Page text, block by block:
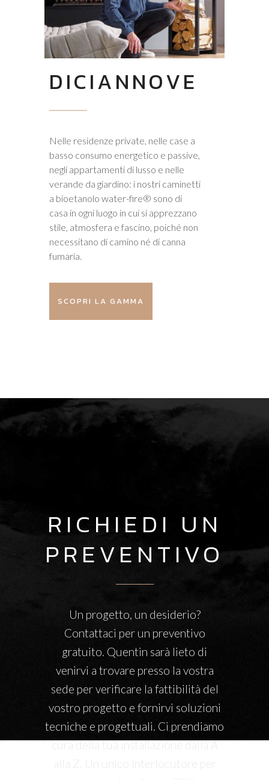
DICIANNOVE
Nelle residenze private, nelle case a
basso consumo energetico e passive,
negli appartamenti di lusso e nelle
verande da giardino: i nostri caminetti
a bioetanolo water-fire® sono di
casa in ogni luogo in cui si apprezzano
stile, atmosfera e fascino, poiché non
necessitano di camino né di canna
fumaria.
SCOPRI LA GAMMA
RICHIEDI UN
PREVENTIVO
Un progetto, un desiderio?
Contattaci per un preventivo
gratuito. Quentin sarà lieto di
venirvi a trovare presso la vostra
sede per verificare la fattibilità del
vostro progetto e fornirvi soluzioni
tecniche e progettuali. Ci prendiamo
cura della tua installazione dalla A